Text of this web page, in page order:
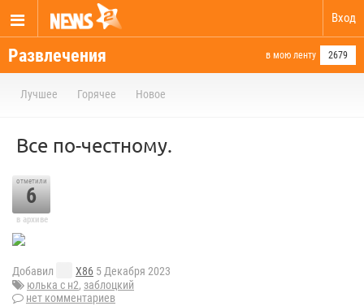
Вход
Развлечения в мою ленту 2679
Лучшее Горячее Новое
Все по-честному.
отметили
6
в архиве
Добавил X86 5 Декабря 2023
юлька с н2, заблоцкий
нет комментариев